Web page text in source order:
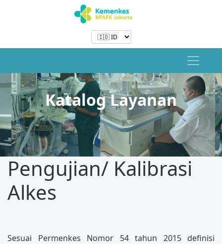
Katalog Layanan
Pengujian/ Kalibrasi
Alkes
Sesuai Permenkes Nomor 54 tahun 2015 definisi